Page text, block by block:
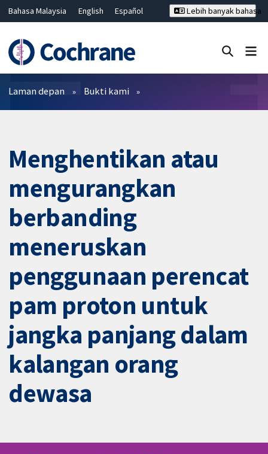
Bahasa Malaysia English
Español
Hrvatski
Deutsch ไทย
繁體中文
简体中文
Lebih banyak bahasa
Penapis
Laman depan Bukti kami
Menghentikan atau
mengurangkan
berbanding
meneruskan
penggunaan perencat
pam proton untuk
jangka panjang dalam
kalangan orang
dewasa